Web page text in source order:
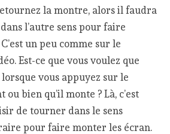
la montre, alors il faudra
l’autre sens pour faire
un peu comme sur le
Est-ce que vous voulez que
vous appuyez sur le
ou bien qu’il monte ? Là, c’est
de tourner dans le sens
pour faire monter les écran.